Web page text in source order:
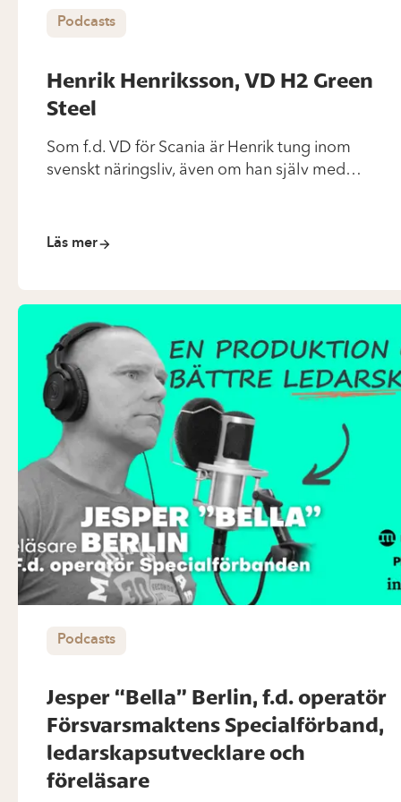
Podcasts
Henrik Henriksson, VD H2 Green
Steel
Som f.d. VD för Scania är Henrik tung inom
svenskt näringsliv, även om han själv med
om vikten av att vara ”eye-leveled” i den kultur
Läs mer
Podcasts
Jesper “Bella” Berlin, f.d. operatör
Försvarsmaktens Specialförband,
ledarskapsutvecklare och
föreläsare